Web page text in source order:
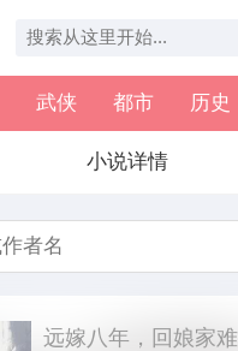
武侠 都市 历史
小说详情
远嫁八年，回娘家难